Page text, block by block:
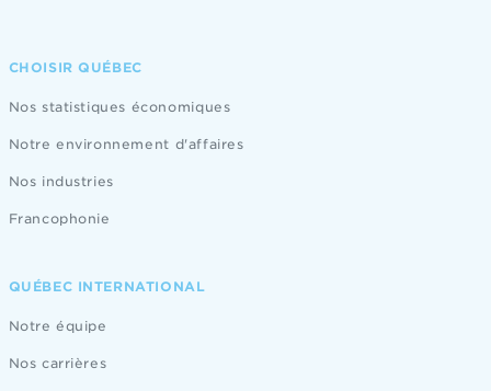
CHOISIR QUÉBEC
Nos statistiques économiques
Notre environnement d'affaires
Nos industries
Francophonie
QUÉBEC INTERNATIONAL
Notre équipe
Nos carrières